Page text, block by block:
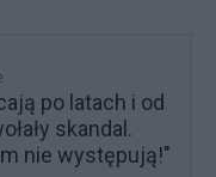
po latach i od
skandal.
nie występują!"